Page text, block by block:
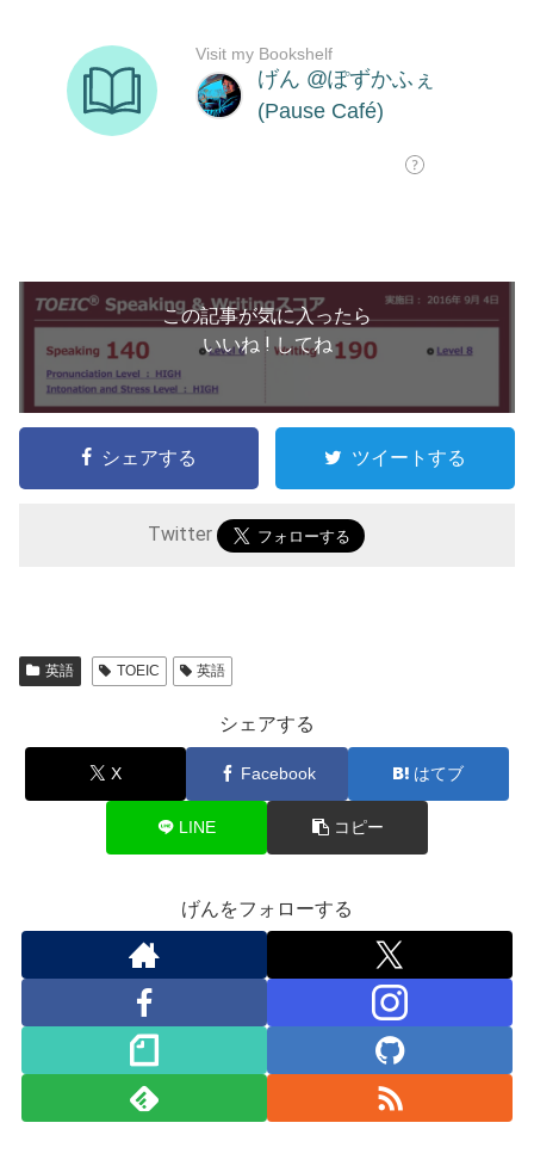
この記事が気に入ったら
いいね ! してね
シェアする ツイートする
Twitter
英語 TOEIC 英語
シェアする
X Facebook はてブ
LINE コピー
げんをフォローする